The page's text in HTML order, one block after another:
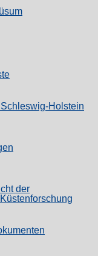
Holstein
der